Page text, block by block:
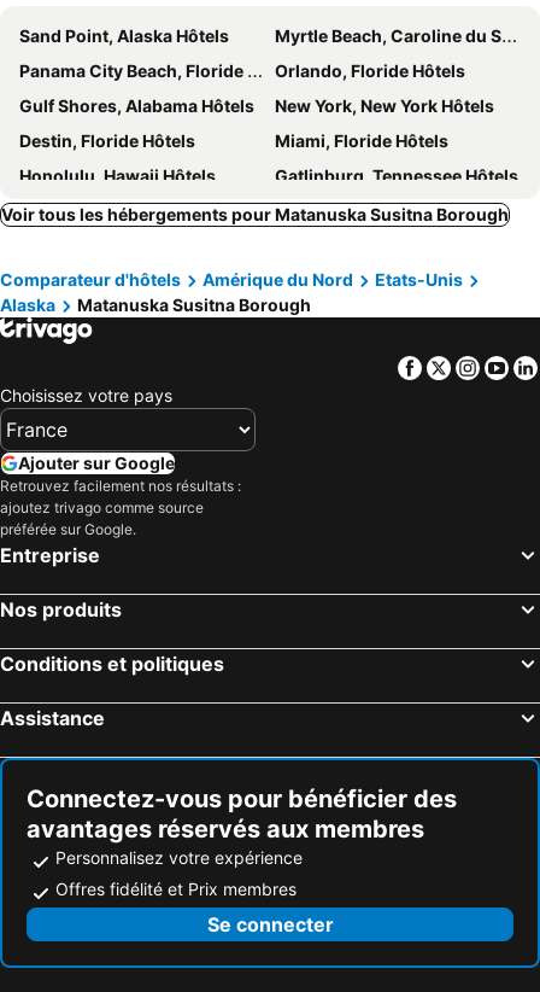
Sand Point, Alaska Hôtels
Myrtle Beach, Caroline du Sud Hôtels
Panama City Beach, Floride Hôtels
Orlando, Floride Hôtels
Gulf Shores, Alabama Hôtels
New York, New York Hôtels
Destin, Floride Hôtels
Miami, Floride Hôtels
Honolulu, Hawaii Hôtels
Gatlinburg, Tennessee Hôtels
Voir tous les hébergements pour Matanuska Susitna Borough
Comparateur d'hôtels Amérique du Nord
Etats-Unis
Alaska
Matanuska Susitna Borough
Facebook
Twitter
Choisissez votre pays
Ajouter sur Google
Retrouvez facilement nos résultats :
ajoutez trivago comme source
préférée sur Google.
Entreprise
Nos produits
Conditions et politiques
Assistance
Connectez-vous pour bénéficier des
avantages réservés aux membres
Personnalisez votre expérience
Offres fidélité et Prix membres
Se connecter